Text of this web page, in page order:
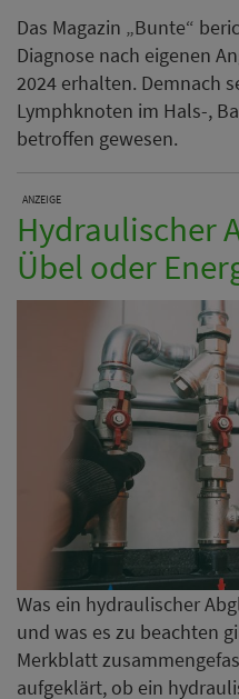
Das Magazin „Bunte“
Diagnose nach eigenen
2024 erhalten. Demnach
Lymphknoten im Hals-,
betroffen gewesen.
ANZEIGE
Hydraulischer
Übel oder
Was ein hydraulischer
und was es zu beachten
Merkblatt
aufgeklärt, ob ein